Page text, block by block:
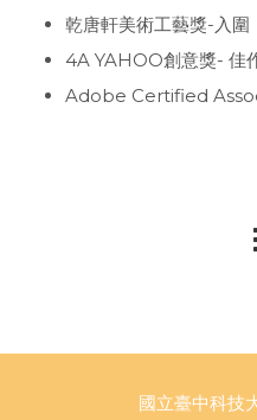
乾唐軒美術工藝獎-入圍
4A YAHOO創意獎- 佳
Adobe Certified
國立臺中科技